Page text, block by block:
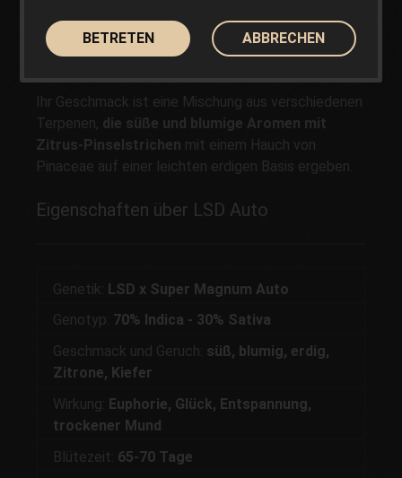
fortschreitender Wirkung zu einer Entspannung des
Körpers führt, während der Kopf weiterhin aktiv
Ihr Geschmack ist eine Mischung aus verschiedenen
Terpenen, die süße und blumige Aromen mit
Zitrus-Pinselstrichen mit einem Hauch von
Pinaceae auf einer leichten erdigen Basis ergeben.
Eigenschaften über LSD Auto
Genetik: LSD x Super Magnum Auto
Genotyp: 70% Indica - 30% Sativa
Geschmack und Geruch: süß, blumig, erdig,
Zitrone, Kiefer
Wirkung: Euphorie, Glück, Entspannung,
trockener Mund
Blütezeit: 65-70 Tage
BETRETEN ABBRECHEN